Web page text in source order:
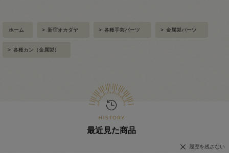
ホーム > 新宿オカダヤ > 各種手芸パーツ > 金属製パーツ
> 各種カン（金属製）
最近見た商品
履歴を残さない